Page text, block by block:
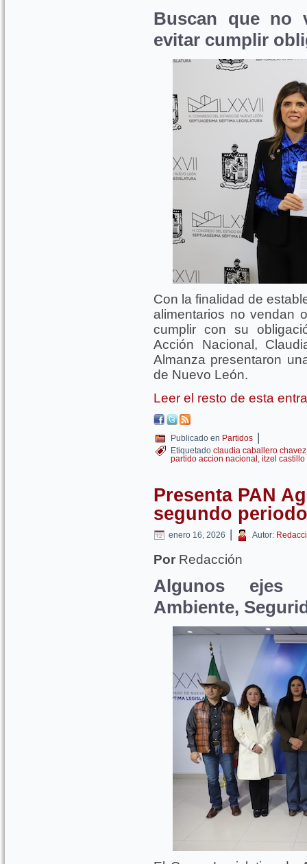
Buscan que no
evitar cumplir
Con la finalidad de
alimentarios no vendan
cumplir con su
Acción Nacional,
Almanza presentaron
de Nuevo León.
Leer el resto de esta
Publicado en Partidos |
Etiquetado claudia caballero chavez
partido accion nacional , itzel
Presenta PAN
segundo
enero 16, 2026 | Autor:
Por Redacción
Algunos ejes
Ambiente,